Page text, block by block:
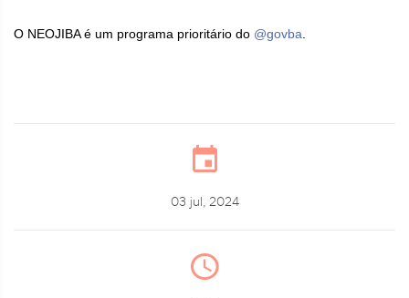
O NEOJIBA é um programa prioritário do @govba
03 jul, 2024